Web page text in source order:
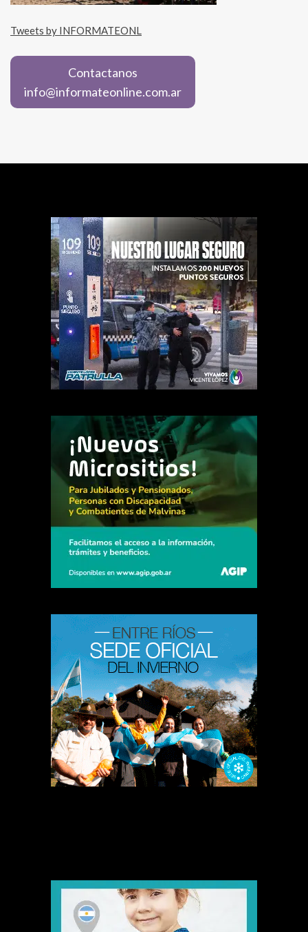
Tweets by INFORMATEONL
Contactanos
info@informateonline.com.ar